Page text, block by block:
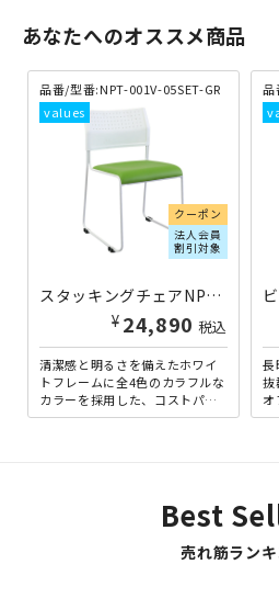
あなたへのオススメ商品
品番/型番:NPT-001V-05SET-GR
クーポン
法人会員
割引対象
スタッキングチェアNPTレザータイプ W500×D535×H780 グリーン
¥ 24,890 税込
清潔感と明るさを備えたホワイ
トフレームに全4色のカラフルな
カラーを採用した、コストパフ
ォーマンスの高いスタッキング
品
長
抜
オ
ロ
Best
売れ筋ラン